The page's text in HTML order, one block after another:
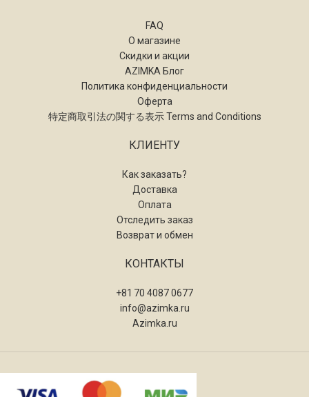
FAQ
О магазине
Скидки и акции
AZIMKA Блог
Политика конфиденциальности
Оферта
特定商取引法の関する表示 Terms and Conditions
КЛИЕНТУ
Как заказать?
Доставка
Оплата
Отследить заказ
Возврат и обмен
КОНТАКТЫ
+81 70 4087 0677
info@azimka.ru
Azimka.ru